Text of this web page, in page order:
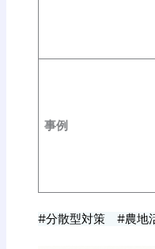
事例
#分散型対策 #農地